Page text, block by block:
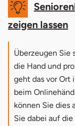
zeigen lassen
Überzeugen Sie
die Hand und
geht das vor Ort
beim
können Sie dies
Sie dabei auf